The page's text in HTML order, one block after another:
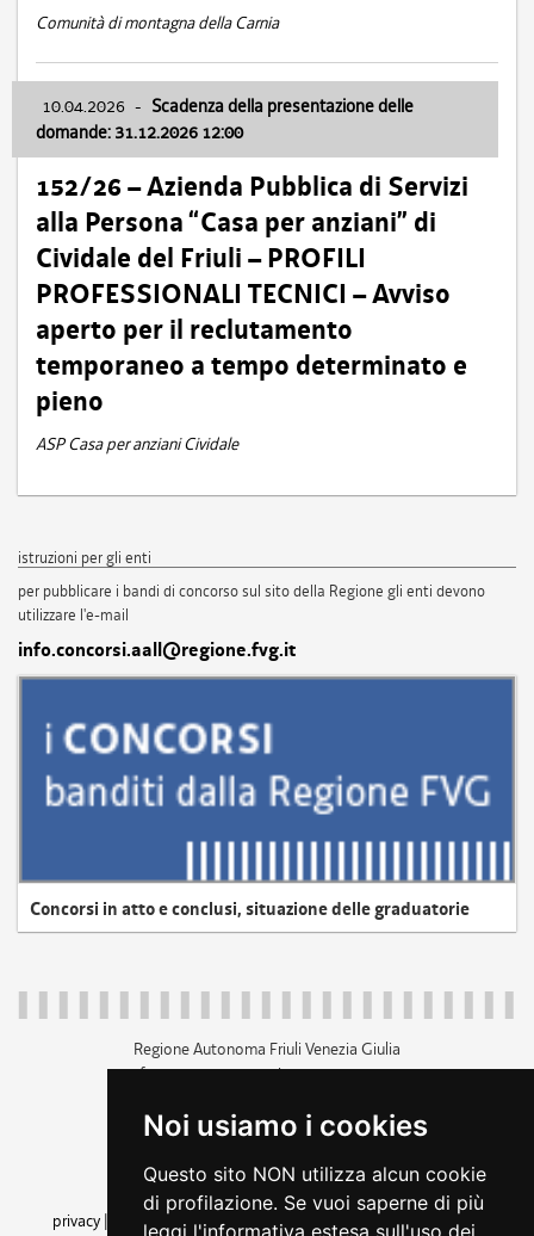
Noi usiamo i cookies
Questo sito NON utilizza alcun cookie
di profilazione. Se vuoi saperne di più
leggi l'informativa estesa sull'uso dei
Comunità di montagna della Carnia
10.04.2026 - Scadenza della presentazione delle
domande: 31.12.2026 12:00
152/26 – Azienda Pubblica di Servizi
alla Persona “Casa per anziani” di
Cividale del Friuli – PROFILI
PROFESSIONALI TECNICI – Avviso
aperto per il reclutamento
temporaneo a tempo determinato e
pieno
ASP Casa per anziani Cividale
istruzioni per gli enti
per pubblicare i bandi di concorso sul sito della Regione gli enti devono
utilizzare l'e-mail
info.concorsi.aall@regione.fvg.it
Concorsi in atto e conclusi, situazione delle graduatorie
Regione Autonoma Friuli Venezia Giulia
c.f. 80014930327; p.iva 00526040324
+39 040 3771111
amministrazione trasparente
privacy
cookie |note legali accessibilità
dichiarazione di